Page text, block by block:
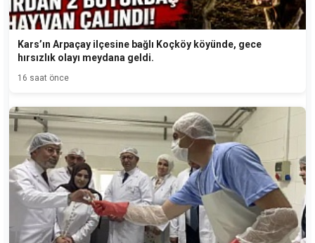
Kars’ın Arpaçay ilçesine bağlı Koçköy köyünde, gece
hırsızlık olayı meydana geldi.
16 saat önce